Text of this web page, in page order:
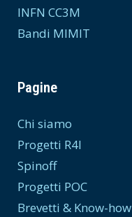
INFN CC3M
Bandi MIMIT
Pagine
Chi siamo
Progetti R4I
Spinoff
Progetti POC
Brevetti & Know-how